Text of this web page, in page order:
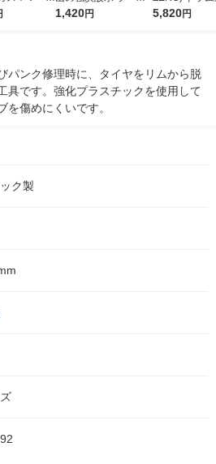
おまけ
レス 500ml 1箱（24
1,420円
詰め替え メガ
5,820円
パンク修理時に、タイヤをリムから脱
具です。強化プラスチックを使用して
を傷めにくいです。
ク製